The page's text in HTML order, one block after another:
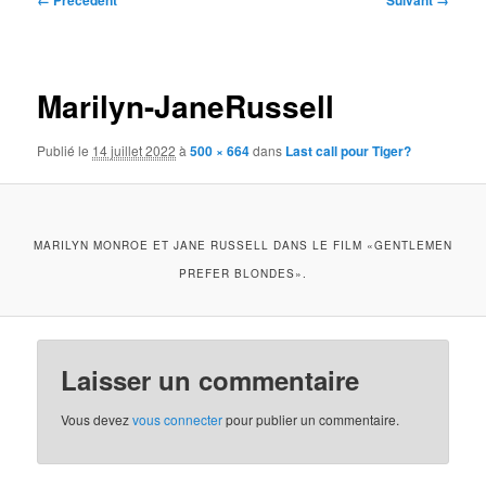
Marilyn-JaneRussell
Publié le 14 juillet 2022 à500 × 664dans Last call pour Tiger?
MARILYN MONROE ET JANE RUSSELL DANS LE FILM «GENTLEMEN
PREFER BLONDES».
Laisser un commentaire
Vous devezvous connecterpour publier un commentaire.